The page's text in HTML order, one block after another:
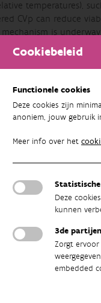
Cookiebeleid
Functionele cookies
Deze cookies zijn
anoniem, jouw gebruik
Meer info over het
Statistische
Deze
kunnen
3de partijen
Zorgt
embedded
temperatures),
CVp can reduce
is
potential to alter
Instituut voor Natuur-